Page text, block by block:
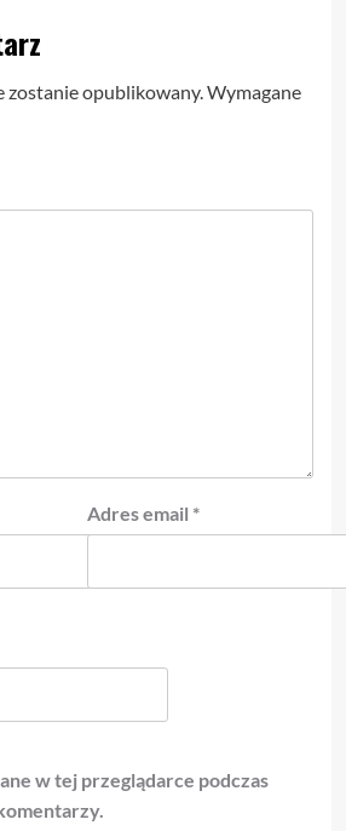
zostanie opublikowany.Wymagane
Adres email *
w tej przeglądarce podczas